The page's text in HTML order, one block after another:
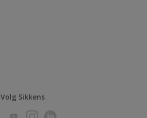
Volg Sikkens